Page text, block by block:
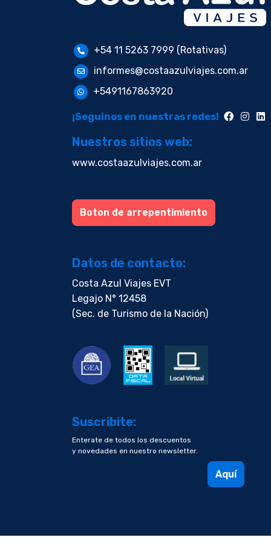
+54 11 5263 7999 (Rotativas)
informes@costaazulviajes.com.ar
+5491167863920
¡Seguinos en nuestras redes!
Nuestros sitios web:
www.costaazulviajes.com.ar
Boton de arrepentimiento
Datos de contacto:
Costa Azul Viajes EVT
Legajo N° 12458
(Sec. de Turismo de la Nación)
Suscribite:
Enterate de todos los descuentos
y novedades en nuestro newsletter.
Aquí